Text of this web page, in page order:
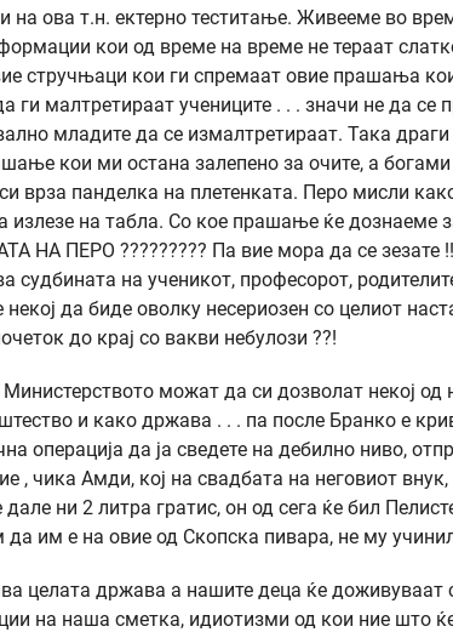
ова т.н. ектерно теститање. Живееме во
кои од време на време не тераат
стручњаци кои ги спремаат овие прашања
ги малтретираат учениците . . . значи не да се
младите да се измалтретираат. Така драги
кои ми остана залепено за очите, а
врза панделка на плетенката. Перо мисли
излезе на табла. Со кое прашање ќе дознаеме
ПЕРО ????????? Па вие мора да се зезате
судбината на ученикот, професорот,
да биде оволку несериозен со целиот
до крај со вакви небулози ??!
можат да си дозволат некој од
и како држава . . . па после Бранко е
операција да ја сведете на дебилно ниво,
, чика Амди, кој на свадбата на неговиот
ни 2 литра гратис, он од сега ќе бил
им е на овие од Скопска пивара, не му
целата држава а нашите деца ќе доживуваат
на наша сметка, идиотизми од кои ние што